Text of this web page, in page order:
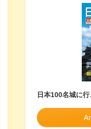
日本100名城に